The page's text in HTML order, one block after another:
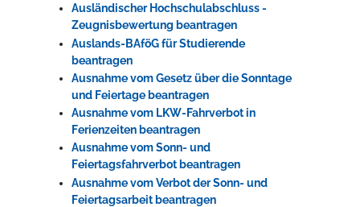
Ausländischer Hochschulabschluss -
Zeugnisbewertung beantragen
Auslands-BAföG für Studierende
beantragen
Ausnahme vom Gesetz über die Sonntage
und Feiertage beantragen
Ausnahme vom LKW-Fahrverbot in
Ferienzeiten beantragen
Ausnahme vom Sonn- und
Feiertagsfahrverbot beantragen
Ausnahme vom Verbot der Sonn- und
Feiertagsarbeit beantragen